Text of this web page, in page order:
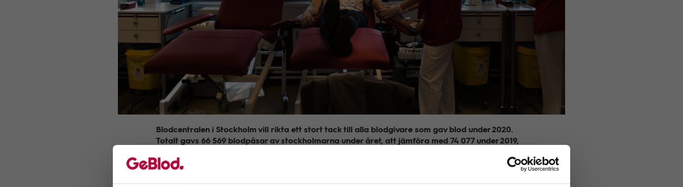
Blodcentralen i Stockholm vill rikta ett stort tack till alla blodgivare som gav blod under 2020.
Totalt gavs 66 569 blodpåsar av stockholmarna under året, att jämföra med 74 077 under 2019,
”Vi är mycket glada att blodgivarna har fortsatt besöka oss under det ovanliga och utmanande året
som gick. Tack vare dem och nationellt samarbete har vi kunnat förse sjukvården med det blod som